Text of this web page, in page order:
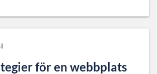
för en webbplats